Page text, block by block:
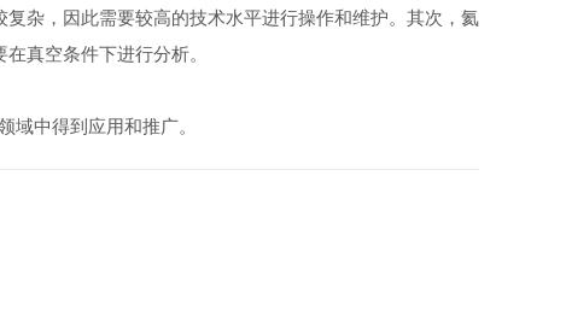
杂，因此需要较高的技术水平进行操作和维护。其次，氦
真空条件下进行分析。
中得到应用和推广。